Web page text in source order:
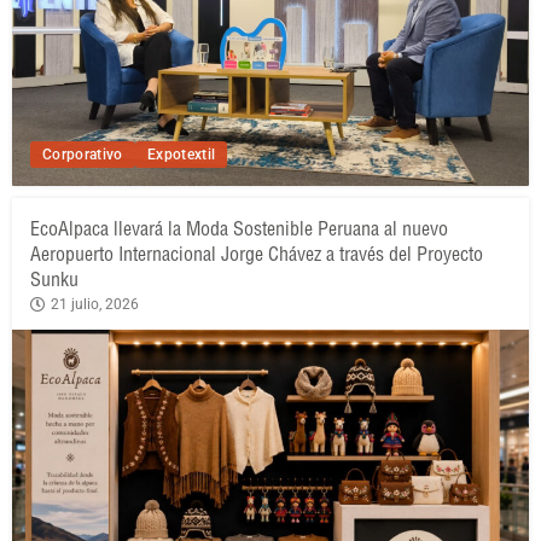
Corporativo Expotextil
EcoAlpaca llevará la Moda Sostenible Peruana al nuevo
Aeropuerto Internacional Jorge Chávez a través del Proyecto
Sunku
21 julio, 2026